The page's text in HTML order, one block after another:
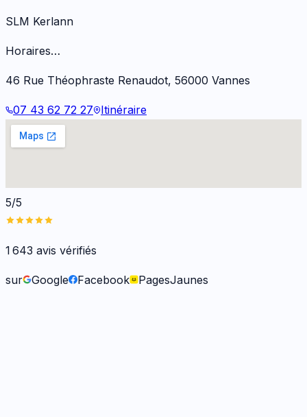
SLM Kerlann
Horaires…
46 Rue Théophraste Renaudot, 56000 Vannes
07 43 62 72 27 Itinéraire
5/5
1 643 avis vérifiés
sur Google Facebook PagesJaunes